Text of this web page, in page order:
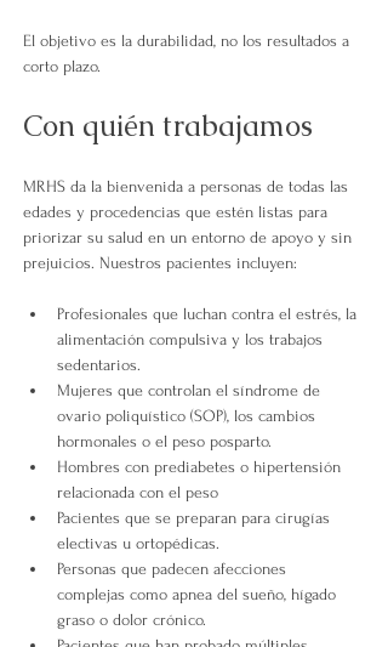
El objetivo es la durabilidad, no los resultados a
corto plazo.
Con quién trabajamos
MRHS da la bienvenida a personas de todas las
edades y procedencias que estén listas para
priorizar su salud en un entorno de apoyo y sin
prejuicios. Nuestros pacientes incluyen:
Profesionales que luchan contra el estrés, la
alimentación compulsiva y los trabajos
sedentarios.
Mujeres que controlan el síndrome de
ovario poliquístico (SOP), los cambios
hormonales o el peso posparto.
Hombres con prediabetes o hipertensión
relacionada con el peso
Pacientes que se preparan para cirugías
electivas u ortopédicas.
Personas que padecen afecciones
complejas como apnea del sueño, hígado
graso o dolor crónico.